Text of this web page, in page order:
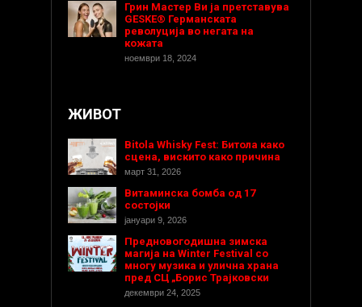
Грин Мастер Ви ја претставува
GESKE® Германската
револуција во негата на
кожата
ноември 18, 2024
ЖИВОТ
Bitola Whisky Fest: Битола како
сцена, вискито како причина
март 31, 2026
Витаминска бомба од 17
состојки
јануари 9, 2026
Предновогодишнa зимска
магија на Winter Festival со
многу музика и улична храна
пред СЦ „Борис Трајковски
декември 24, 2025